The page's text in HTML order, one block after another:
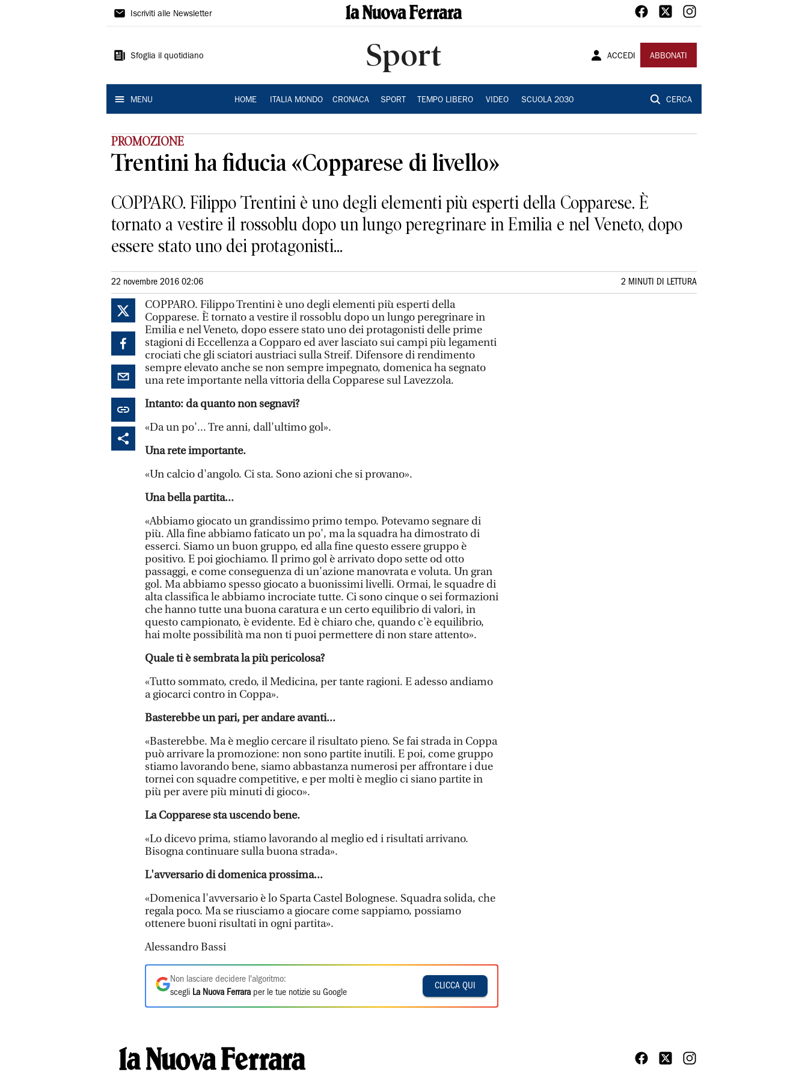
La
Ferrara
Iscriviti alle Newsletter
Sfoglia il quotidiano Sport ACCEDI ABBONATI
MENU HOME ITALIA MONDO CRONACA SPORT TEMPO LIBERO VIDEO SCUOLA 2030 CERCA
PROMOZIONE
Trentini ha fiducia «Copparese di livello»
COPPARO. Filippo Trentini è uno degli elementi più esperti della Copparese. È
tornato a vestire il rossoblu dopo un lungo peregrinare in Emilia e nel Veneto, dopo
essere stato uno dei protagonisti...
22 novembre 2016 02:06 2 MINUTI DI LETTURA
COPPARO. Filippo Trentini è uno degli elementi più esperti della
Copparese. È tornato a vestire il rossoblu dopo un lungo peregrinare in
Emilia e nel Veneto, dopo essere stato uno dei protagonisti delle prime
stagioni di Eccellenza a Copparo ed aver lasciato sui campi più legamenti
crociati che gli sciatori austriaci sulla Streif. Difensore di rendimento
sempre elevato anche se non sempre impegnato, domenica ha segnato
una rete importante nella vittoria della Copparese sul Lavezzola.
Intanto: da quanto non segnavi?
«Da un po'... Tre anni, dall'ultimo gol».
Una rete importante.
«Un calcio d'angolo. Ci sta. Sono azioni che si provano».
Una bella partita...
«Abbiamo giocato un grandissimo primo tempo. Potevamo segnare di
più. Alla fine abbiamo faticato un po', ma la squadra ha dimostrato di
esserci. Siamo un buon gruppo, ed alla fine questo essere gruppo è
positivo. E poi giochiamo. Il primo gol è arrivato dopo sette od otto
passaggi, e come conseguenza di un'azione manovrata e voluta. Un gran
gol. Ma abbiamo spesso giocato a buonissimi livelli. Ormai, le squadre di
alta classifica le abbiamo incrociate tutte. Ci sono cinque o sei formazioni
che hanno tutte una buona caratura e un certo equilibrio di valori, in
questo campionato, è evidente. Ed è chiaro che, quando c'è equilibrio,
hai molte possibilità ma non ti puoi permettere di non stare attento».
Quale ti è sembrata la più pericolosa?
«Tutto sommato, credo, il Medicina, per tante ragioni. E adesso andiamo
a giocarci contro in Coppa».
Basterebbe un pari, per andare avanti...
«Basterebbe. Ma è meglio cercare il risultato pieno. Se fai strada in Coppa
può arrivare la promozione: non sono partite inutili. E poi, come gruppo
stiamo lavorando bene, siamo abbastanza numerosi per affrontare i due
tornei con squadre competitive, e per molti è meglio ci siano partite in
più per avere più minuti di gioco».
La Copparese sta uscendo bene.
«Lo dicevo prima, stiamo lavorando al meglio ed i risultati arrivano.
Bisogna continuare sulla buona strada».
L'avversario di domenica prossima...
«Domenica l'avversario è lo Sparta Castel Bolognese. Squadra solida, che
regala poco. Ma se riusciamo a giocare come sappiamo, possiamo
ottenere buoni risultati in ogni partita».
Alessandro Bassi
Non lasciare decidere l'algoritmo:
scegli La Nuova Ferrara per le tue notizie su Google
CLICCA QUI